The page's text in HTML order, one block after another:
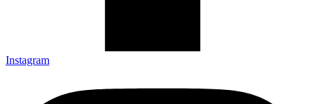
Instagram